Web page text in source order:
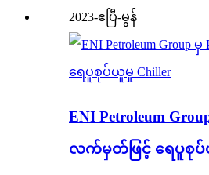
2023-ဧပြီ-မွန်
ENI Petroleum
လက်မှတ်ဖြင့် ရေပူစုပ်